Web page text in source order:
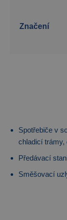
Značení
Spotřebiče v
chladicí trámy,
Předávací
Směšovací